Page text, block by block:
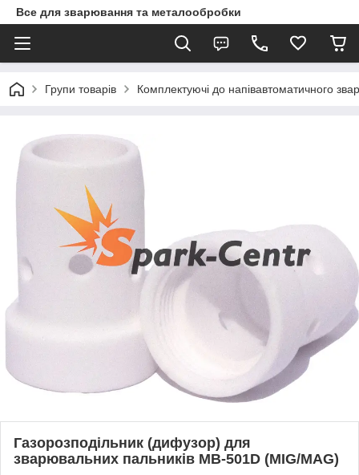
Все для зварювання та металообробки
Групи товарів Комплектуючі до напівавтоматичного
Газорозподільник (дифузор) для
зварювальних пальників МВ-501D (MIG/MAG)